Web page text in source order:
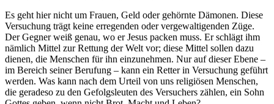
Es geht hier nicht um Frauen, Geld oder gehörnte Dämonen. Diese
Versuchung trägt keine erregenden oder vergewaltigenden Züge.
Der Gegner weiß genau, wo er Jesus packen muss. Er schlägt ihm
nämlich Mittel zur Rettung der Welt vor; diese Mittel sollen dazu
dienen, die Menschen für ihn einzunehmen. Nur auf dieser Ebene –
im Bereich seiner Berufung – kann ein Retter in Versuchung geführt
werden. Was kann nach dem Urteil von uns religiösen Menschen,
die geradeso zu den Gefolgsleuten des Versuchers zählen, ein Sohn